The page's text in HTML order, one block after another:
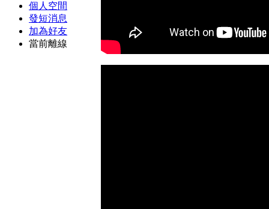
個人空間
發短消息
加為好友
當前離線